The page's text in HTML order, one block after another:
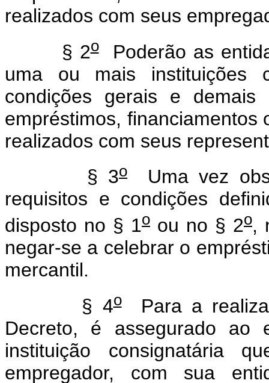
realizados com seus
§ 2oPoderão as
uma ou mais instituições
condições gerais e
empréstimos, financiamentos
realizados com seus
§ 3o
Uma vez
requisitos e condições
disposto no § 1o ou no § 2o,
negar-se a celebrar o
mercantil.
§ 4oPara a
Decreto, é assegurado ao
instituição consignatária
empregador, com sua